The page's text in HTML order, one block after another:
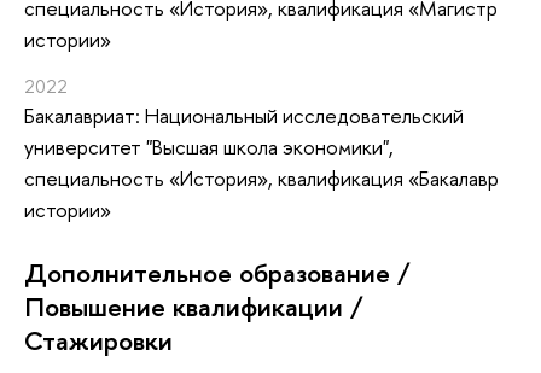
специальность «История», квалификация «Магистр
истории»
2022
Бакалавриат: Национальный исследовательский
университет "Высшая школа экономики",
специальность «История», квалификация «Бакалавр
истории»
Дополнительное образование /
Повышение квалификации /
Стажировки